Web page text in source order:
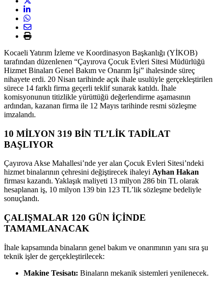
Kocaeli Yatırım İzleme ve Koordinasyon Başkanlığı (YİKOB)
tarafından düzenlenen “Çayırova Çocuk Evleri Sitesi Müdürlüğü
Hizmet Binaları Genel Bakım ve Onarım İşi” ihalesinde süreç
nihayete erdi. 20 Nisan tarihinde açık ihale usulüyle gerçekleştirilen
sürece 14 farklı firma geçerli teklif sunarak katıldı. İhale
komisyonunun titizlikle yürüttüğü değerlendirme aşamasının
ardından, kazanan firma ile 12 Mayıs tarihinde resmi sözleşme
imzalandı.
10 MİLYON 319 BİN TL’LİK TADİLAT
BAŞLIYOR
Çayırova Akse Mahallesi’nde yer alan Çocuk Evleri Sitesi’ndeki
hizmet binalarının çehresini değiştirecek ihaleyi Ayhan Hakan
firması kazandı. Yaklaşık maliyeti 13 milyon 286 bin TL olarak
hesaplanan iş, 10 milyon 139 bin 123 TL’lik sözleşme bedeliyle
sonuçlandı.
ÇALIŞMALAR 120 GÜN İÇİNDE
TAMAMLANACAK
İhale kapsamında binaların genel bakım ve onarımının yanı sıra şu
teknik işler de gerçekleştirilecek:
Makine Tesisatı: Binaların mekanik sistemleri yenilenecek.